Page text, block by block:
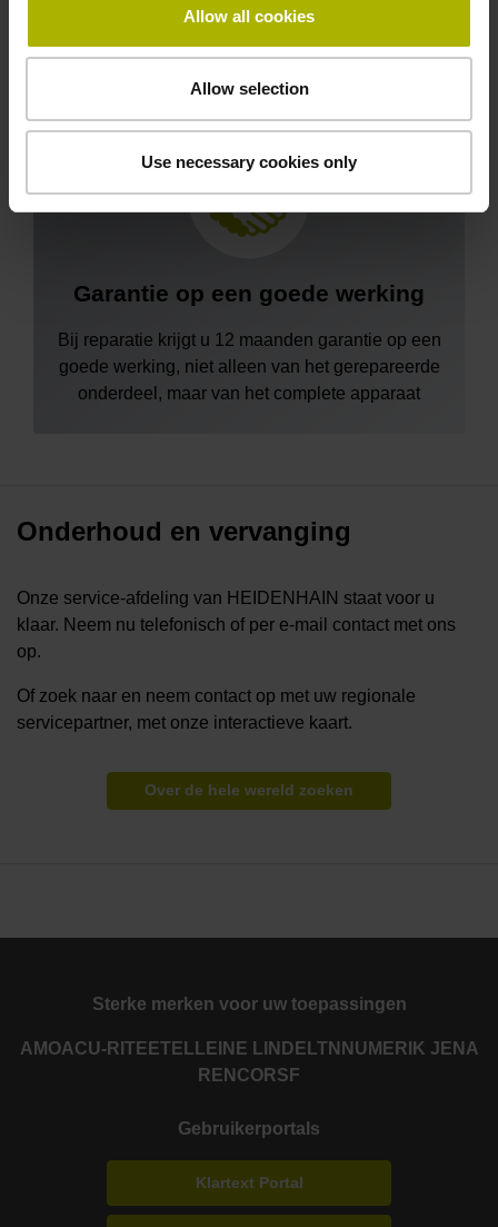
Allow all cookies
Allow selection
Use necessary cookies only
assortiment uit het centrale magazijn van
HEIDENHAIN.
Garantie op een goede werking
Bij reparatie krijgt u 12 maanden garantie op een
goede werking, niet alleen van het gerepareerde
onderdeel, maar van het complete apparaat
Onderhoud en vervanging
Onze service-afdeling van HEIDENHAIN staat voor u
klaar. Neem nu telefonisch of per e-mail contact met ons
op.
Of zoek naar en neem contact op met uw regionale
servicepartner, met onze interactieve kaart.
Over de hele wereld zoeken
Sterke merken voor uw toepassingen
AMOACU-RITE ETEL LEINE LINDE LTN NUMERIK JENA
RENCORSF
Gebruikerportals
Klartext Portal